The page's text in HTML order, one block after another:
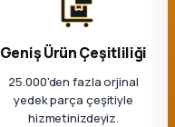
Geniş Ürün Çeşitliliği
25.000'den fazla orjinal
yedek parça çeşitiyle
hizmetinizdeyiz.